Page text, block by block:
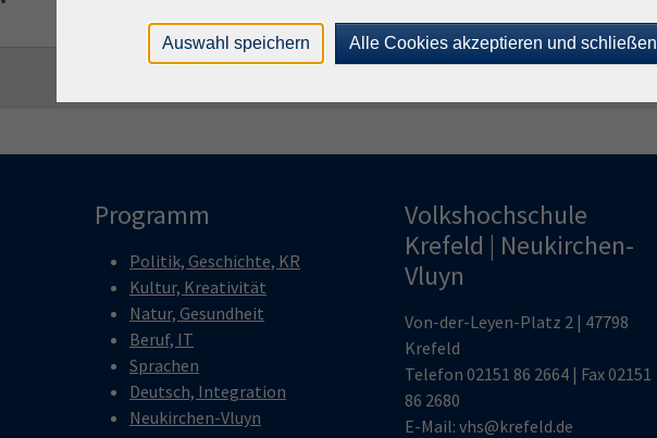
58, 2. Etage, Raum 07
Programm
Politik, Geschichte, KR
Kultur, Kreativität
Natur, Gesundheit
Beruf, IT
Sprachen
Deutsch, Integration
Neukirchen-Vluyn
Volkshochschule
Krefeld | Neukirchen-
Vluyn
Von-der-Leyen-Platz 2 | 47798
Krefeld
Telefon 02151 86 2664 | Fax 02151
86 2680
E-Mail: vhs@krefeld.de
Auswahl speichern Alle Cookies akzeptieren und schließen